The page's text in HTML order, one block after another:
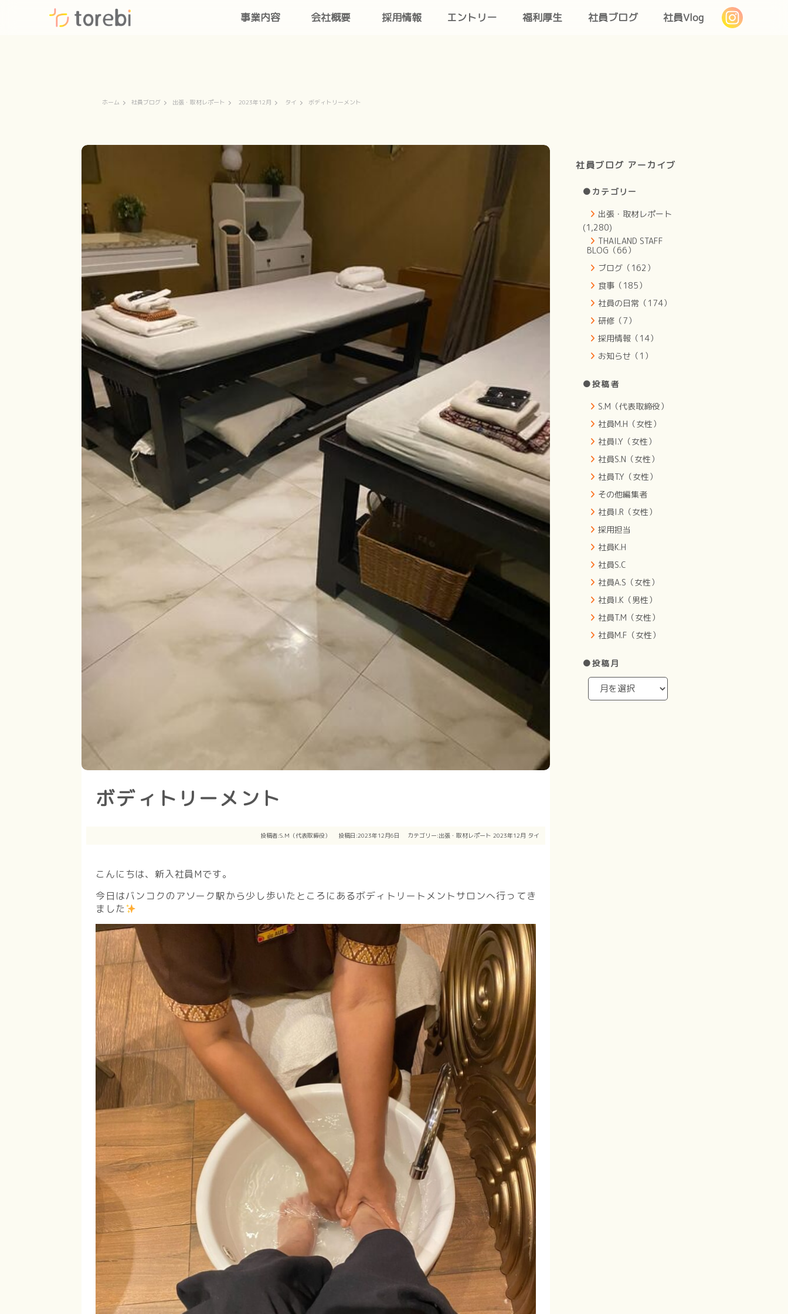
事業内容 会社概要 採用情報 エントリー 福利厚生 社員ブログ 社員Vlog
ホーム 社員ブログ 出張・取材レポート 2023年12月 タイ ボディトリーメント
ボディトリーメント
投稿者:S.M（代表取締役） 投稿日:2023年12月6日 カテゴリー:出張・取材レポート 2023年12月 タイ
こんにちは、新入社員Mです。
今日はバンコクのアソーク駅から少し歩いたところにあるボディトリートメントサロンへ行ってき
ました
社員ブログ アーカイブ
●カテゴリー
出張・取材レポート
(1,280)
THAILAND STAFF
BLOG（66）
ブログ（162）
食事（185）
社員の日常（174）
研修（7）
採用情報（14）
お知らせ（1）
●投稿者
S.M（代表取締役）
社員M.H（女性）
社員I.Y（女性）
社員S.N（女性）
社員T.Y（女性）
その他編集者
社員I.R（女性）
採用担当
社員K.H
社員S.C
社員A.S（女性）
社員I.K（男性）
社員T.M（女性）
社員M.F（女性）
●投稿月